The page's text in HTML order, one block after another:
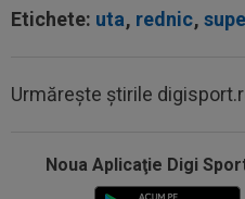
Etichete: uta, rednic,
Urmărește știrile
Noua Aplicaţie Digi
00:01
Rușii îl provoacă pe
Europenelor: ”Va pierde